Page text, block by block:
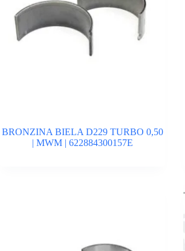
BRONZINA BIELA D229 TURBO 0,50
| MWM | 622884300157E